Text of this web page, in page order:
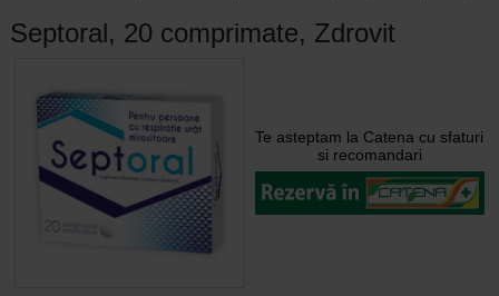
Septoral, 20 comprimate, Zdrovit
Te asteptam la Catena cu sfaturi
si recomandari